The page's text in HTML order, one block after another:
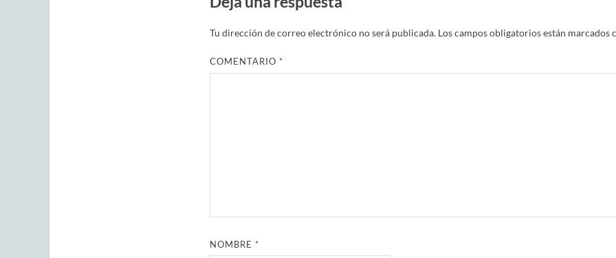
Tu dirección de correo electrónico no será publicada. Los campos obligatorios están marcados
COMENTARIO *
NOMBRE *